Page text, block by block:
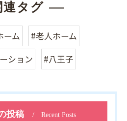
連タグ
ーム
#老人ホーム
ション
#八王子
投稿 Recent Posts